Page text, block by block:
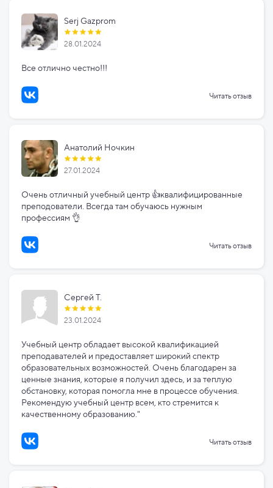
Serj Gazprom
28.01.2024
Все отлично честно!!!
Читать отзыв
Анатолий Ночкин
27.01.2024
Очень отличный учебный центр 👍квалифицированные
преподователи. Всегда там обучаюсь нужным
профессиям 👌
Читать отзыв
Сергей Т.
23.01.2024
Учебный центр обладает высокой квалификацией
преподавателей и предоставляет широкий спектр
образовательных возможностей. Очень благодарен за
ценные знания, которые я получил здесь, и за теплую
обстановку, которая помогла мне в процессе обучения.
Рекомендую учебный центр всем, кто стремится к
качественному образованию."
Читать отзыв